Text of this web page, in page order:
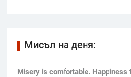
Мисъл на деня:
Мisery is comfortable. Happiness